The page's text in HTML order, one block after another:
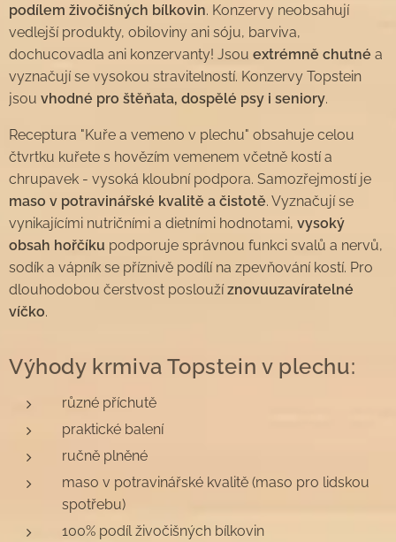
podílem živočišných bílkovin. Konzervy neobsahují
vedlejší produkty, obiloviny ani sóju, barviva,
dochucovadla ani konzervanty! Jsou extrémně chutné a
vyznačují se vysokou stravitelností. Konzervy Topstein
jsou vhodné pro štěňata, dospělé psy i seniory.
Receptura "Kuře a vemeno v plechu" obsahuje celou
čtvrtku kuřete s hovězím vemenem včetně kostí a
chrupavek - vysoká kloubní podpora. Samozřejmostí je
maso v potravinářské kvalitě a čistotě. Vyznačují se
vynikajícími nutričními a dietními hodnotami, vysoký
obsah hořčíku podporuje správnou funkci svalů a nervů,
sodík a vápník se příznivě podílí na zpevňování kostí. Pro
dlouhodobou čerstvost posloužíznovuuzavíratelné
víčko.
Výhody krmiva Topstein v plechu:
různé příchutě
praktické balení
ručně plněné
maso v potravinářské kvalitě (maso pro lidskou
spotřebu)
100% podíl živočišných bílkovin